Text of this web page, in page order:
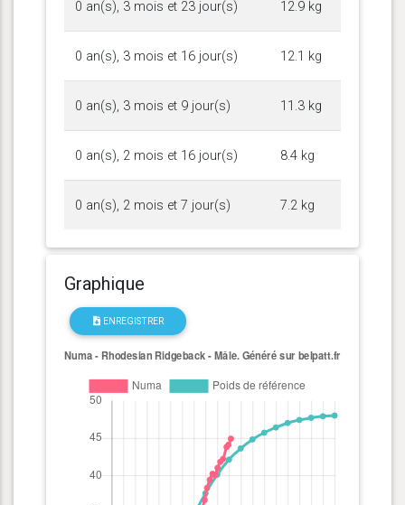
0 an(s), 3 mois et 23 jour(s) 12.9 kg
0 an(s), 3 mois et 16 jour(s) 12.1 kg
0 an(s), 3 mois et 9 jour(s) 11.3 kg
0 an(s), 2 mois et 16 jour(s) 8.4 kg
0 an(s), 2 mois et 7 jour(s) 7.2 kg
Graphique
ENREGISTRER